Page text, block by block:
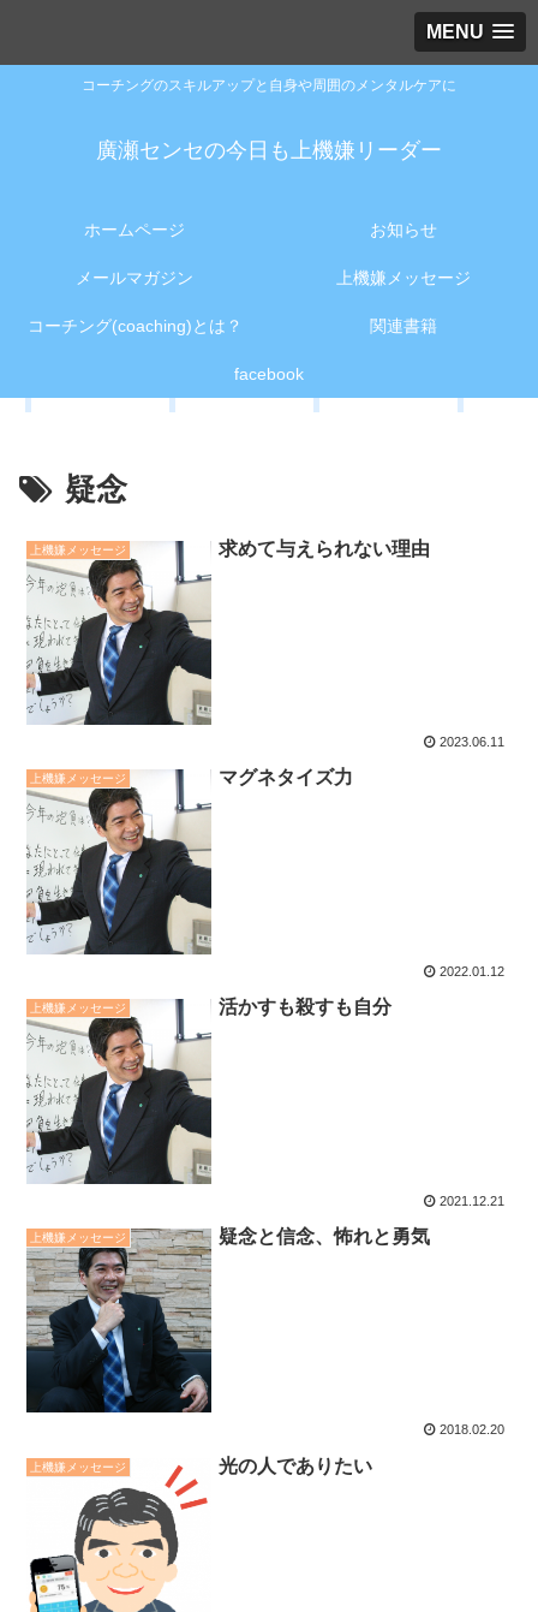
MENU
コーチングのスキルアップと自身や周囲のメンタルケアに
廣瀬センセの今日も上機嫌リーダー
ホームページ お知らせ
メールマガジン 上機嫌メッセージ
コーチング(coaching)とは？ 関連書籍
facebook
疑念
上機嫌メッセージ 求めて与えられない理由
2023.06.11
上機嫌メッセージ マグネタイズ力
2022.01.12
上機嫌メッセージ 活かすも殺すも自分
2021.12.21
上機嫌メッセージ 疑念と信念、怖れと勇気
2018.02.20
上機嫌メッセージ 光の人でありたい